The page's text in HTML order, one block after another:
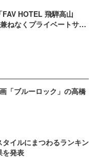
HOTEL 飛騨高山
ねなくプライベートサウ
「ブルーロック」の高橋
イルにまつわるランキン
を発表